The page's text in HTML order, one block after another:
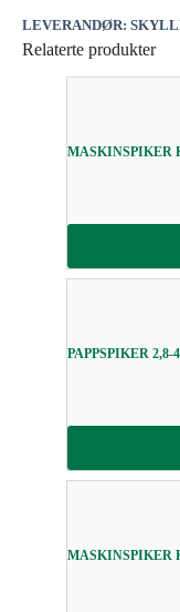
LEVERANDØR:
Relaterte produkter
MASKINSPIKER
PAPPSPIKER 2,8-
MASKINSPIKER